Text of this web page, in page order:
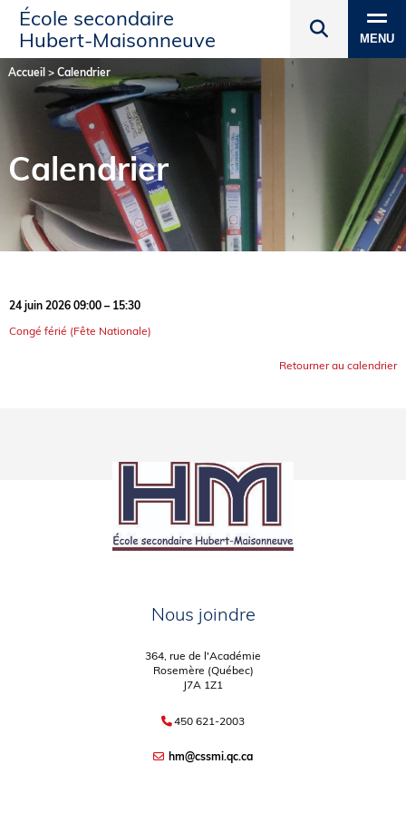
École secondaire
Hubert‑Maisonneuve
MENU
Accueil> Calendrier
Calendrier
24 juin 2026 09:00 – 15:30
Congé férié (Fête Nationale)
Retourner au calendrier
Nous joindre
364, rue de l'Académie
Rosemère (Québec)
J7A 1Z1
450 621-2003
hm@cssmi.qc.ca